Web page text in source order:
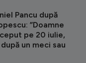
Pancu după
”Doamne
pe 20 iulie,
un meci sau